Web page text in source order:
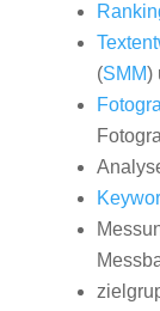
(SMM)